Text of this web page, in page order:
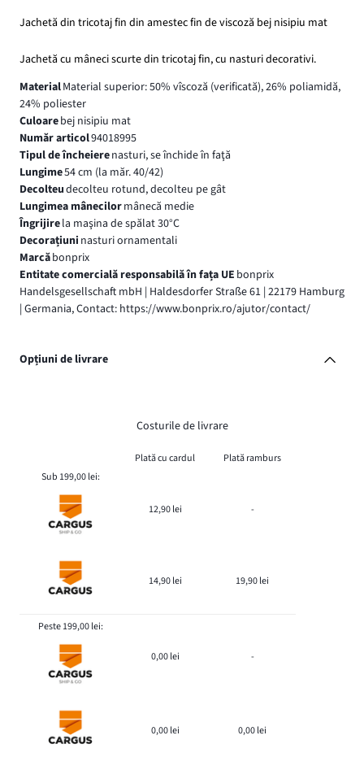
Jachetă din tricotaj fin din amestec fin de viscoză bej nisipiu mat
Jachetă cu mâneci scurte din tricotaj fin, cu nasturi decorativi.
MaterialMaterial superior: 50% vîscoză (verificată), 26% poliamidă,
24% poliester
Culoarebej nisipiu mat
Număr articol94018995
Tipul de încheierenasturi, se închide în faţă
Lungime54 cm (la măr. 40/42)
Decolteudecolteu rotund, decolteu pe gât
Lungimea mânecilormânecă medie
Îngrijirela maşina de spălat 30°C
Decorațiuni nasturi ornamentali
Marcăbonprix
Entitate comercială responsabilă în fața UE bonprix
Handelsgesellschaft mbH | Haldesdorfer Straße 61 | 22179 Hamburg
| Germania, Contact: https://www.bonprix.ro/ajutor/contact/
Opțiuni de livrare
Costurile de livrare
Plată cu cardul
Plată ramburs
Sub 199,00 lei:
12,90 lei -
14,90 lei 19,90 lei
Peste 199,00 lei:
0,00 lei -
0,00 lei 0,00 lei